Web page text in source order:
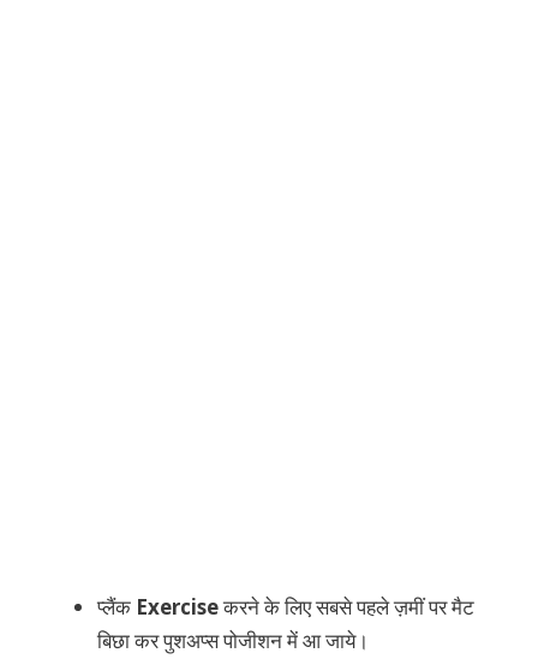
प्लैंक Exerciseकरने के लिए सबसे पहले ज़मीं पर मैट
बिछा कर पुशअप्स पोजीशन में आ जाये।